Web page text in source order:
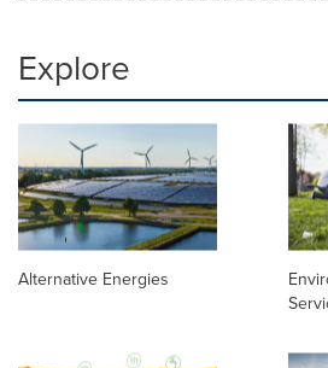
Explore
Alternative Energies